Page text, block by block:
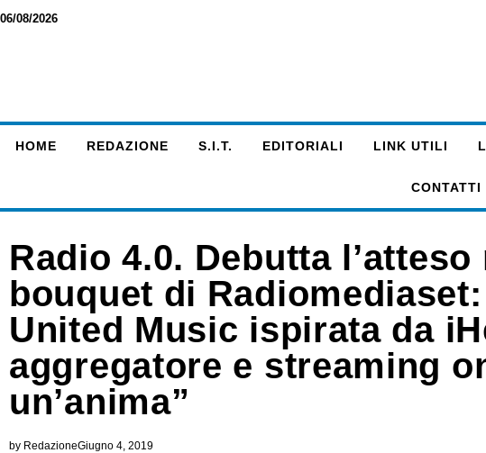
06/08/2026
HOME REDAZIONE S.I.T. EDITORIALI LINK UTILI
CONTATTI
Radio 4.0. Debutta
bouquet di
United Music ispirata da
aggregatore e streaming
un’anima”
by RedazioneGiugno 4, 2019